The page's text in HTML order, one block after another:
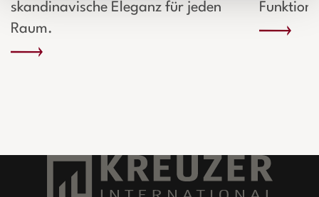
skandinavische Eleganz für jeden
Raum.